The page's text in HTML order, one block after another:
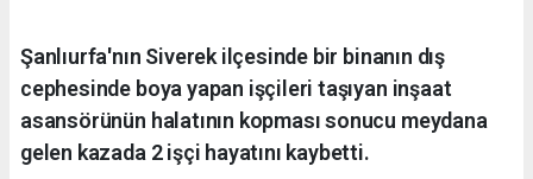
Şanlıurfa'nın Siverek ilçesinde bir binanın dış
cephesinde boya yapan işçileri taşıyan inşaat
asansörünün halatının kopması sonucu meydana
gelen kazada 2 işçi hayatını kaybetti.